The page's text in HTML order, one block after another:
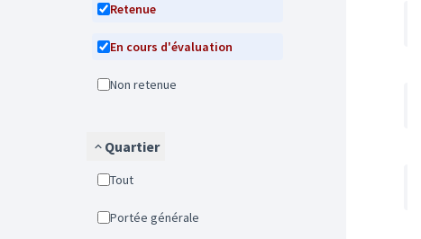
Retenue
En cours d'évaluation
Non retenue
Quartier
Tout
Portée générale